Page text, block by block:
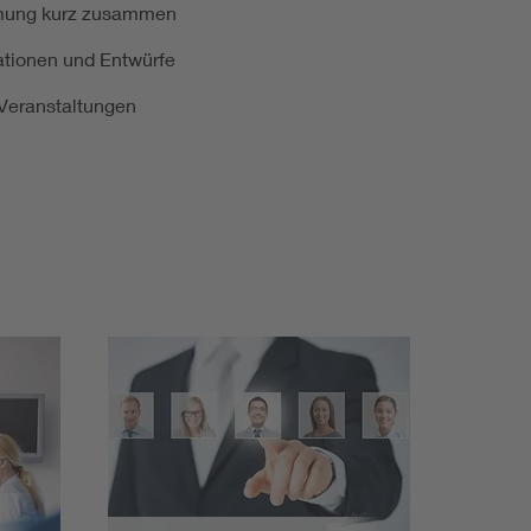
kurz zusammen
und Entwürfe